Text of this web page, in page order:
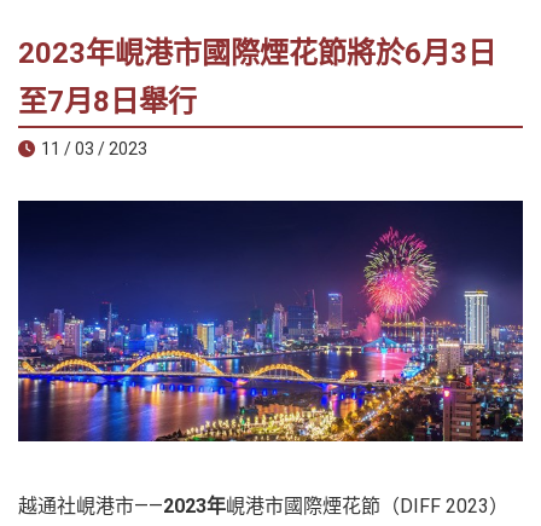
遊
-
您
在
合
作
夥
LOCAL
2023年峴港市國際煙花節將於6月3日
至7月8日舉行
11 / 03 / 2023
越通社峴港市——2023年峴港市國際煙花節（DIFF 2023）